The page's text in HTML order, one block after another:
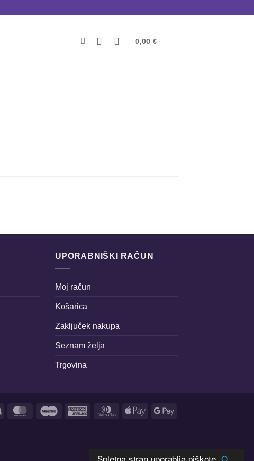
0,00 €
UPORABNIŠKI RAČUN
Moj račun
Košarica
Zaključek nakupa
Seznam želja
Trgovina
Visa MasterCardMaestro
American
Dinners Apple
Google